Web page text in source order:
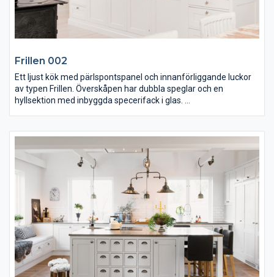
Frillen 002
Ett ljust kök med pärlspontspanel och innanförliggande luckor
av typen Frillen. Överskåpen har dubbla speglar och en
hyllsektion med inbyggda specerifack i glas.
Hålkälad innerkant på luckramen och ytterkant med radie 1.
Bänkskivan är i Carrara marmor med en bakkantslist. Kyl och
frys är integrerade.